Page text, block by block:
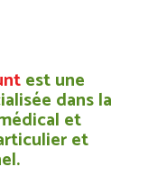
est une
dans la
et
et